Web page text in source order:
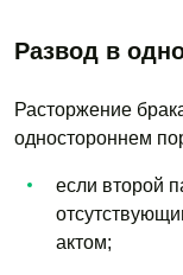
Развод в
Расторжение
одностороннем
если второй
актом;